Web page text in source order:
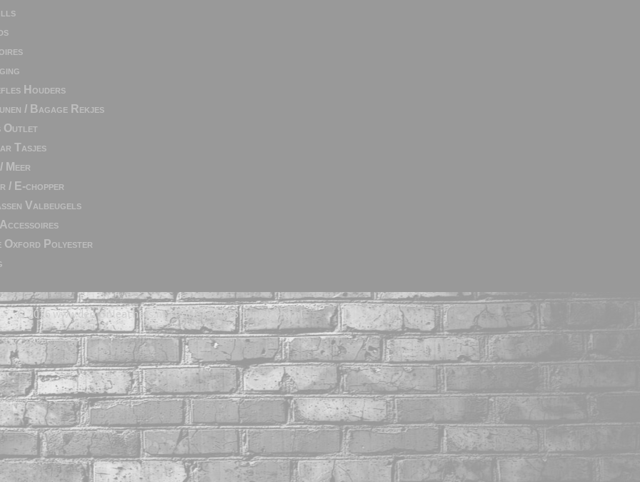
Houders
/ Bagage Rekjes
Outlet
Tasjes
Meer
/ E-chopper
Valbeugels
Oxford Polyester
© 2026 www.demonleathers.nl - Powered by Shoppagina.nl